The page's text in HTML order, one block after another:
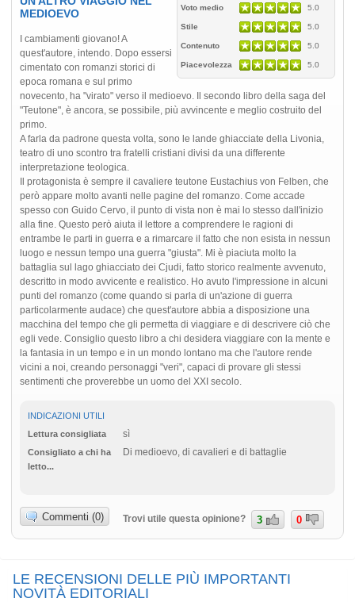
Voto medio 5.0
Stile 5.0
Contenuto 5.0
Piacevolezza 5.0
MEDIOEVO
I cambiamenti giovano! A
quest'autore, intendo. Dopo essersi
cimentato con romanzi storici di
epoca romana e sul primo
novecento, ha "virato" verso il medioevo. Il secondo libro della saga del
"Teutone", è ancora, se possibile, più avvincente e meglio costruito del
primo.
A farla da padrone questa volta, sono le lande ghiacciate della Livonia,
teatro di uno scontro tra fratelli cristiani divisi da una differente
interpretazione teologica.
Il protagonista è sempre il cavaliere teutone Eustachius von Felben, che
però appare molto avanti nelle pagine del romanzo. Come accade
spesso con Guido Cervo, il punto di vista non è mai lo stesso dall'inizio
alla fine. Questo però aiuta il lettore a comprendere le ragioni di
entrambe le parti in guerra e a rimarcare il fatto che non esista in nessun
luogo e nessun tempo una guerra "giusta". Mi è piaciuta molto la
battaglia sul lago ghiacciato dei Cjudi, fatto storico realmente avvenuto,
descritto in modo avvicente e realistico. Ho avuto l'impressione in alcuni
punti del romanzo (come quando si parla di un'azione di guerra
particolarmente audace) che quest'autore abbia a disposizione una
macchina del tempo che gli permetta di viaggiare e di descrivere ciò che
egli vede. Consiglio questo libro a chi desidera viaggiare con la mente e
la fantasia in un tempo e in un mondo lontano ma che l'autore rende
vicini a noi, creando personaggi "veri", capaci di provare gli stessi
sentimenti che proverebbe un uomo del XXI secolo.
INDICAZIONI UTILI
Lettura consigliata
sì
Consigliato a chi ha
letto...
Di medioevo, di cavalieri e di battaglie
Commenti (0) Trovi utile questa opinione? 3 0
LE RECENSIONI DELLE PIÙ IMPORTANTI
NOVITÀ EDITORIALI